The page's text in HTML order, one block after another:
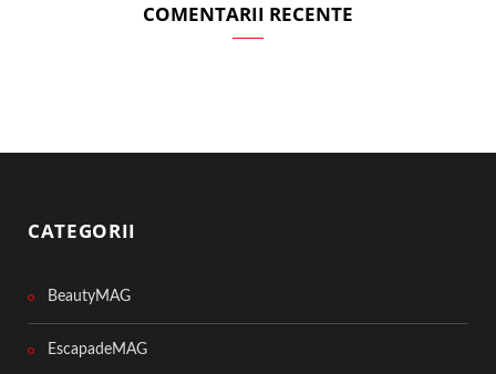
COMENTARII RECENTE
CATEGORII
BeautyMAG
EscapadeMAG